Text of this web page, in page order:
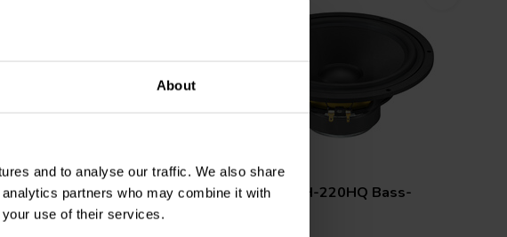
About
and to analyse our traffic. We also share
partners who may combine it with
use of their services.
MCA12RC - H1304
8" | 8 Ω
Monacor
SPH-220HQ Bass-